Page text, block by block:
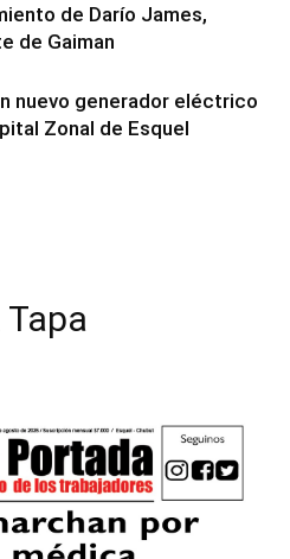
de Darío James,
de Gaiman
nuevo generador eléctrico
Zonal de Esquel
Tapa